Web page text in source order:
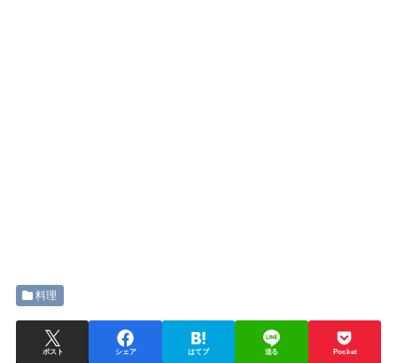
料理
ポスト シェア はてブ 送る Pocket